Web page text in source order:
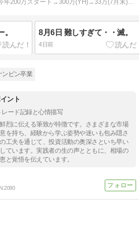
年200万スタート→300万(YH)→33万(7月末)→
8月6日 難しすぎて・・滅。
4日前
ンピン卒業
ント
ード記録と心情描写
烈に伝える筆致が特徴です。さまざまな市場
を持ち、経験から学ぶ姿勢や迷いも包み隠さ
工夫を通じて、投資活動の奥深さといち早い
ています。実践者の生の声とともに、相場の
と覚悟を伝えています。
2090